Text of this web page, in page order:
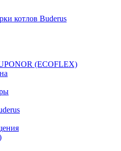
котлов Buderus
(ECOFLEX)